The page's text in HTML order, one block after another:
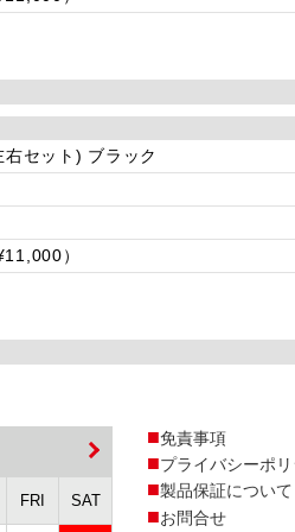
セット) ブラック
）
FRI SAT
免責事項
プライバシーポ
製品保証について
お問合せ